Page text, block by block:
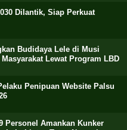
Dilantik, Siap Perkuat
Budidaya Lele di Musi
Lewat Program LBD
Penipuan Website Palsu
Personel Amankan Kunker